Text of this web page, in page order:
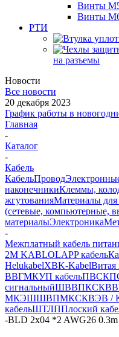
Винты
Винты
РТИ
на разъемы
Новости
Все новости
20 декабря 2023
График работы в
Главная
-
Каталог
-
Кабель
КабельПровод
наконечникиКлеммы,
жгутованияМатериалы для
(сетевые, компьютерные,
материалыЭлектроника
-
Межплатный кабель
2M KABLOLAPP кабель
HelukabelXBK-KabelВитая
ВВГМКУП кабельПВС
сигнальныйШВВПКСКВВ
МКЭШШВПМКСКВЭВ /
кабельШТЛППлоский
-BLD 2x04 *2 AWG26 0.3m